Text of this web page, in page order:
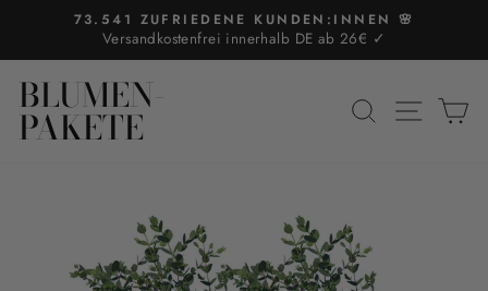
Inhalt
Pause
73.541 ZUFRIEDENE KUNDEN:INNEN 🌸
Versandkostenfrei innerhalb DE ab 26€ ✓
BLUMEN-
PAKETE SUCHE